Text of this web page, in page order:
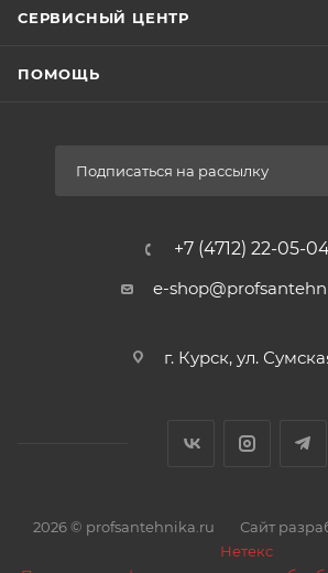
СЕРВИСНЫЙ ЦЕНТР
ПОМОЩЬ
Подписаться на рассылку
+7 (4712) 22-05-
e-
г. Курск, ул.
2026 © profsantehnika.ru
Сайт
Нетекс